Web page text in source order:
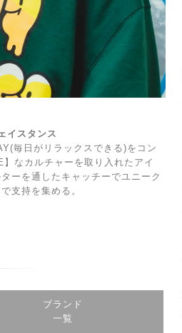
イスタンス
毎日がリラックスできる)をコン
なカルチャーを取り入れたアイ
ーを通したキャッチーでユニーク
支持を集める。
ブランド
一覧